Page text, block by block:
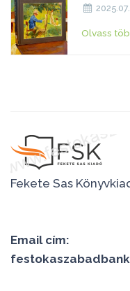
Olvass
Fekete Sas
Email cím: